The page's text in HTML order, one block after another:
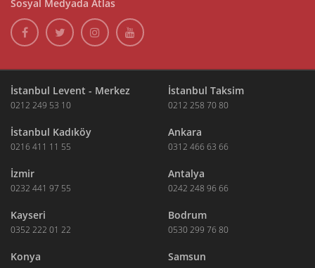
Sosyal Medyada Atlas
İstanbul Levent - Merkez
0212 249 53 10
İstanbul Taksim
0212 258 70 80
İstanbul Kadıköy
0216 411 11 55
Ankara
0312 466 63 66
İzmir
0232 441 97 55
Antalya
0242 248 96 66
Kayseri
0352 222 01 22
Bodrum
0530 299 76 80
Konya Samsun